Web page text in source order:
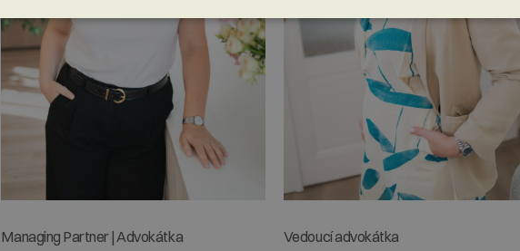
Managing Partner | Advokátka Vedoucí advokátka